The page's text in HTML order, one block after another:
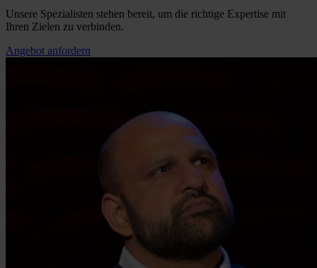
Unsere Spezialisten stehen bereit, um die richtige Expertise mit
Ihren Zielen zu verbinden.
Angebot anfordern